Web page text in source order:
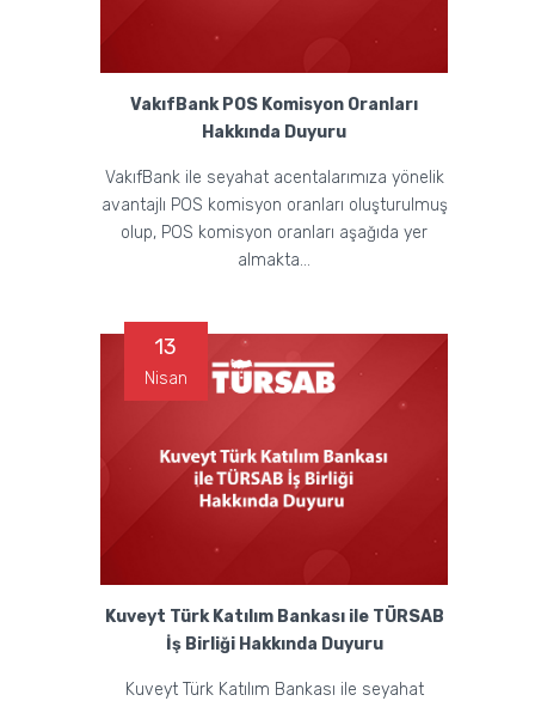
VakıfBank POS Komisyon Oranları
Hakkında Duyuru
VakıfBank ile seyahat acentalarımıza yönelik
avantajlı POS komisyon oranları oluşturulmuş
olup, POS komisyon oranları aşağıda yer
almakta...
Kuveyt Türk Katılım Bankası ile TÜRSAB
İş Birliği Hakkında Duyuru
Kuveyt Türk Katılım Bankası ile seyahat
13
Nisan